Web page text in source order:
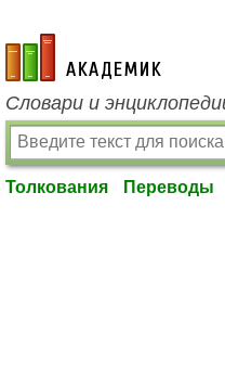
academic.ru
Словари и
Толкования Переводы